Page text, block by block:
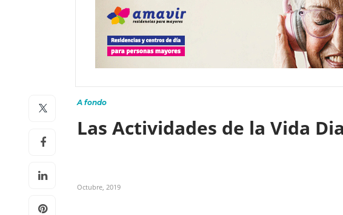
A fondo
Las Actividades de la Vida
Octubre, 2019